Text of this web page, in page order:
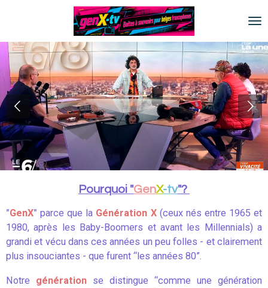
contenu
principal
Pourquoi "GenX-tv"?
"GenX" parce que la Génération X (ceux nés entre 1965 et
1980, après les Baby-Boomers et avant les Millennials) a
grandi et vécu dans ces années un peu folles - et clairement
plus insouciantes - que furent “les années 80”.
Notre génération se distingue “comme une génération